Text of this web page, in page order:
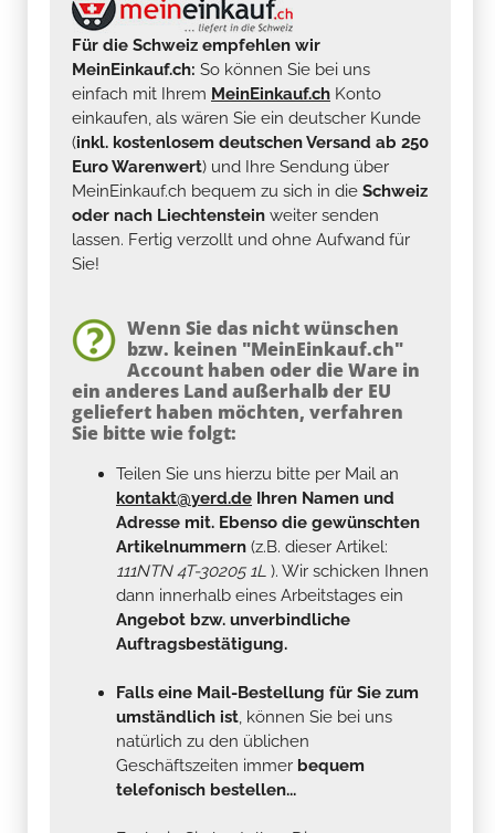
Für die Schweiz empfehlen wir
MeinEinkauf.ch: So können Sie bei uns
einfach mit Ihrem MeinEinkauf.ch Konto
einkaufen, als wären Sie ein deutscher Kunde
(inkl. kostenlosem deutschen Versand ab 250
Euro Warenwert) und Ihre Sendung über
MeinEinkauf.ch bequem zu sich in die Schweiz
oder nach Liechtenstein weiter senden
lassen. Fertig verzollt und ohne Aufwand für
Sie!
Wenn Sie das nicht wünschen
bzw. keinen "MeinEinkauf.ch"
Account haben oder die Ware in
ein anderes Land außerhalb der EU
geliefert haben möchten, verfahren
Sie bitte wie folgt:
Teilen Sie uns hierzu bitte per Mail an
kontakt@yerd.de Ihren Namen und
Adresse mit. Ebenso die gewünschten
Artikelnummern (z.B. dieser Artikel:
111NTN 4T-30205 1L ). Wir schicken Ihnen
dann innerhalb eines Arbeitstages ein
Angebot bzw. unverbindliche
Auftragsbestätigung.
Falls eine Mail-Bestellung für Sie zum
umständlich ist, können Sie bei uns
natürlich zu den üblichen
Geschäftszeiten immer bequem
telefonisch bestellen...